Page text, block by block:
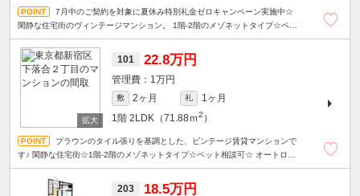
7月中のご契約を対象に夏休み特別礼金ゼロキャンペーン実施中☆
閑静な住宅街のヴィンテージマンション。 1階-2階のメゾネットタイプ☆ペッ
101 22.8万円
1万円
敷 2ヶ月 礼
1ヶ月
1階 2LDK（71.88ｍ2 ）
ブラウンのタイル張りを基調とした、ビンテージ賃貸マンションで
す♪ 閑静な住宅街☆1階-2階のメゾネットタイプ☆ペット相談可☆ オートロッ
203 18.5万円